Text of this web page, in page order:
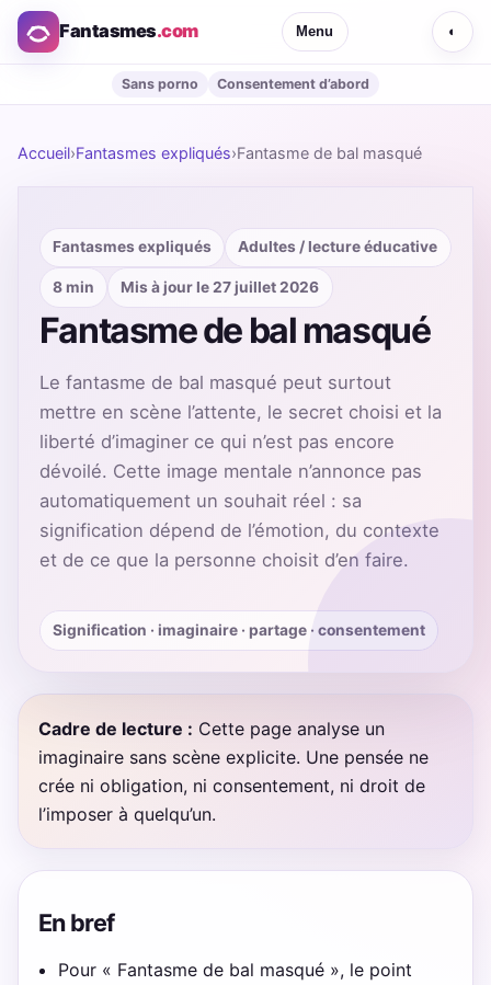
Fantasmes.com Menu ◐
Sans porno Consentement d’abord
Accueil›Fantasmes expliqués›Fantasme de bal masqué
Fantasmes expliqués Adultes / lecture éducative
8 min Mis à jour le 27 juillet 2026
Fantasme de bal masqué
Le fantasme de bal masqué peut surtout
mettre en scène l’attente, le secret choisi et la
liberté d’imaginer ce qui n’est pas encore
dévoilé. Cette image mentale n’annonce pas
automatiquement un souhait réel : sa
signification dépend de l’émotion, du contexte
et de ce que la personne choisit d’en faire.
Signification · imaginaire · partage · consentement
Cadre de lecture : Cette page analyse un
imaginaire sans scène explicite. Une pensée ne
crée ni obligation, ni consentement, ni droit de
l’imposer à quelqu’un.
En bref
Pour « Fantasme de bal masqué », le point